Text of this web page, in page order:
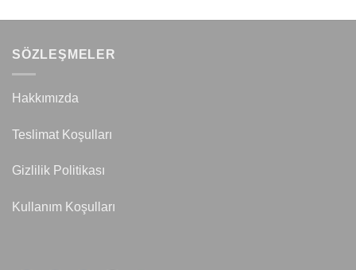
SÖZLEŞMELER
Hakkımızda
Teslimat Koşulları
Gizlilik Politikası
Kullanım Koşulları